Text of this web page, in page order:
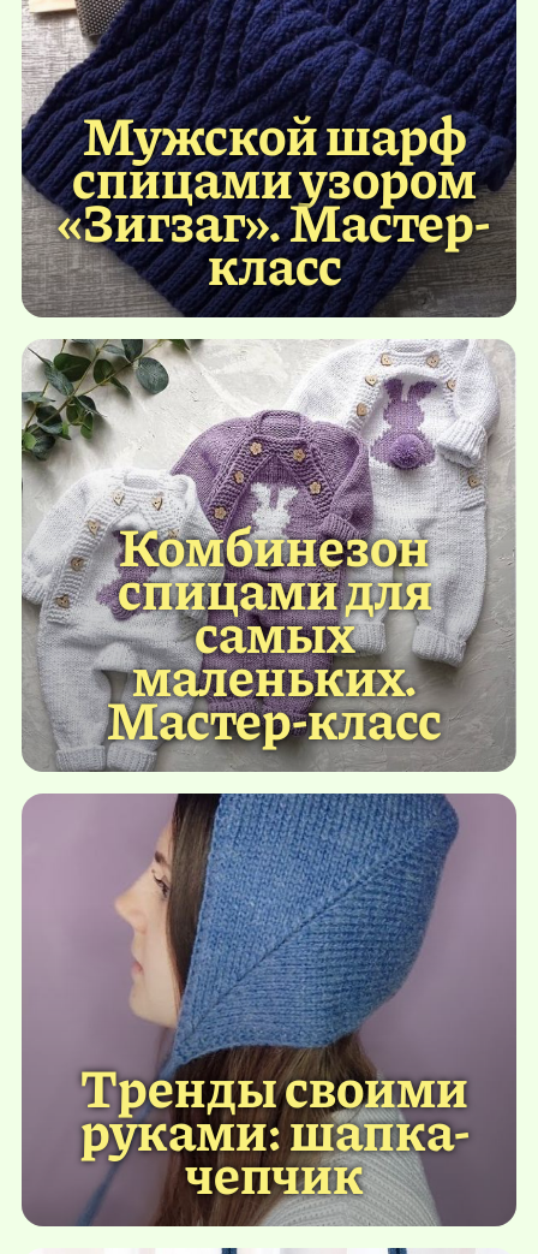
Мужской шарф
спицами узором
«Зигзаг». Мастер-
класс
Комбинезон
спицами для
самых
маленьких.
Мастер-класс
Тренды своими
руками: шапка-
чепчик